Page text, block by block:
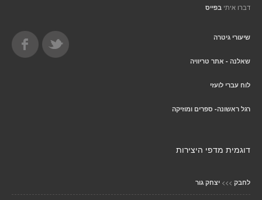
דברו איתי בפייס
שיעורי גיטרה
שאלנה - אתר טריוויה
לוח עברי לועזי
רגל ראשונה- ספרים ומוזיקה
דוגמית מדפי היצירות
לחבק >>> יצחק גור